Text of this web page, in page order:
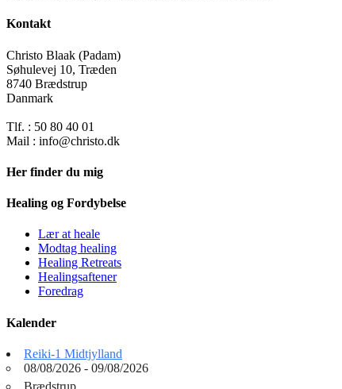
Kontakt
Christo Blaak (Padam)
Søhulevej 10, Træden
8740 Brædstrup
Danmark
Tlf. : 50 80 40 01
Mail : info@christo.dk
Her finder du mig
Healing og Fordybelse
Lær at heale
Modtag healing
Healing Retreats
Healingsaftener
Foredrag
Kalender
Reiki-1 Midtjylland
08/08/2026 - 09/08/2026
Brædstrup